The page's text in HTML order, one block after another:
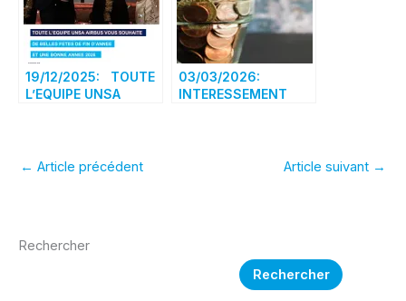
19/12/2025: TOUTE
L’EQUIPE UNSA
D’ANNEE
03/03/2026:
INTERESSEMENT
← Article précédent Article suivant →
Rechercher
Rechercher